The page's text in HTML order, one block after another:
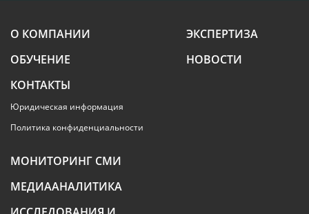
О КОМПАНИИ
ЭКСПЕРТИЗА
ОБУЧЕНИЕ
НОВОСТИ
КОНТАКТЫ
Юридическая информация
Политика конфиденциальности
МОНИТОРИНГ СМИ
МЕДИААНАЛИТИКА